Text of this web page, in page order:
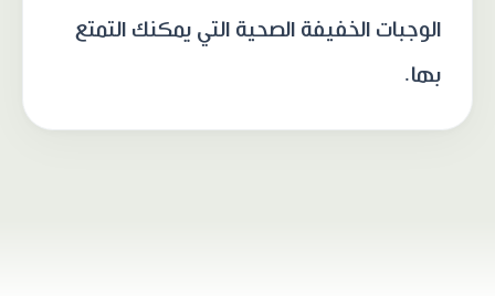
الوجبات الخفيفة الصحية التي يمكنك التمتع
بها.